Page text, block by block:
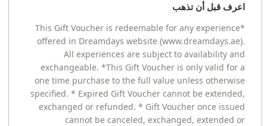
اعرف قبل أن تذهب
*This Gift Voucher is redeemable for any experience
offered in Dreamdays website (www.dreamdays.ae).
All experiences are subject to availability and
exchangeable. *This Gift Voucher is only valid for a
one time purchase to the full value unless otherwise
specified. * Expired Gift Voucher cannot be extended,
exchanged or refunded. * Gift Voucher once issued
cannot be canceled, exchanged, extended or